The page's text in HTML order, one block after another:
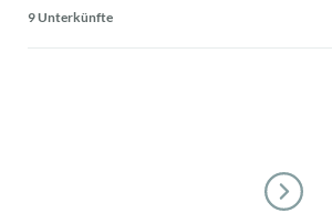
9 Unterkünfte